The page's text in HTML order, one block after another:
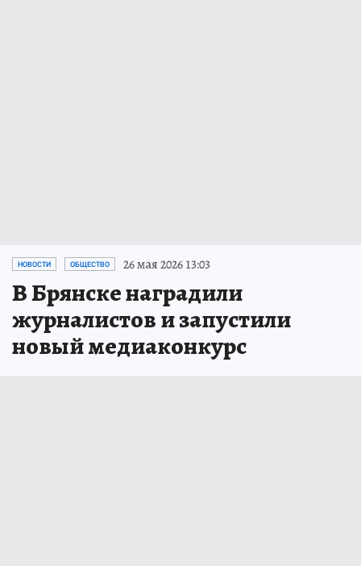
НОВОСТИ ОБЩЕСТВО 26 мая 2026 13:03
В Брянске наградили
журналистов и запустили
новый медиаконкурс